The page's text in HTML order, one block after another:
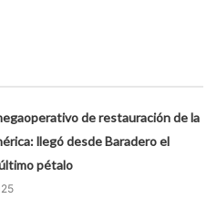
de restauración de la
llegó desde Baradero el
pétalo